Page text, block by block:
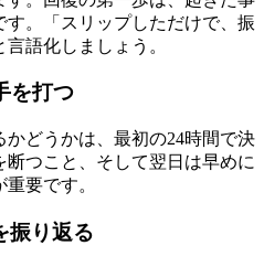
。「スリップしただけで、振
語化しましょう。
を打つ
どうかは、最初の24時間で決
断つこと、そして翌日は早めに
要です。
振り返る